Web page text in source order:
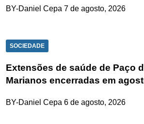
BY-Daniel Cepa 7 de agosto, 2026
SOCIEDADE
Extensões de saúde de Paço
Marianos encerradas em
BY-Daniel Cepa 6 de agosto, 2026